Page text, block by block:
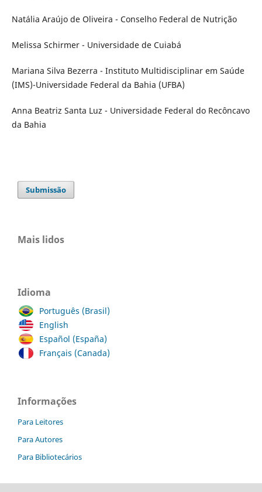
Natália Araújo de Oliveira - Conselho Federal de Nutrição
Melissa Schirmer - Universidade de Cuiabá
Mariana Silva Bezerra - Instituto Multidisciplinar em Saúde
(IMS)-Universidade Federal da Bahia (UFBA)
Anna Beatriz Santa Luz - Universidade Federal do Recôncavo
da Bahia
Submissão
Mais lidos
Idioma
Português (Brasil)
English
Español (España)
Français (Canada)
Informações
Para Leitores
Para Autores
Para Bibliotecários